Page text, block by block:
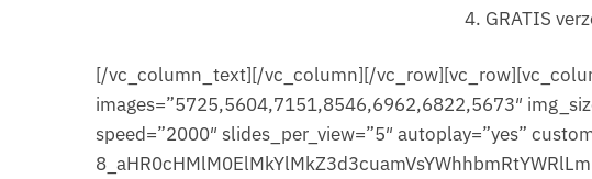
4. GRATIS
[/vc_column_text][/vc_column][/
images=”5725,5604,7151,8546,6962,6822,5673″
speed=”2000″ slides_per_view=”5″ autoplay=”yes”